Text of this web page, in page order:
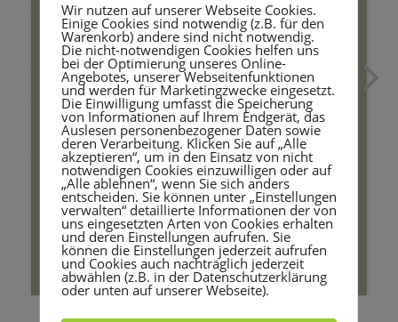
Wir nutzen auf unserer Webseite Cookies.
Einige Cookies sind notwendig (z.B. für den
Warenkorb) andere sind nicht notwendig.
Die nicht-notwendigen Cookies helfen uns
bei der Optimierung unseres Online-
Angebotes, unserer Webseitenfunktionen
und werden für Marketingzwecke eingesetzt.
Die Einwilligung umfasst die Speicherung
von Informationen auf Ihrem Endgerät, das
Auslesen personenbezogener Daten sowie
deren Verarbeitung. Klicken Sie auf „Alle
akzeptieren“, um in den Einsatz von nicht
notwendigen Cookies einzuwilligen oder auf
„Alle ablehnen“, wenn Sie sich anders
entscheiden. Sie können unter „Einstellungen
verwalten“ detaillierte Informationen der von
uns eingesetzten Arten von Cookies erhalten
und deren Einstellungen aufrufen. Sie
können die Einstellungen jederzeit aufrufen
und Cookies auch nachträglich jederzeit
abwählen (z.B. in der Datenschutzerklärung
oder unten auf unserer Webseite).